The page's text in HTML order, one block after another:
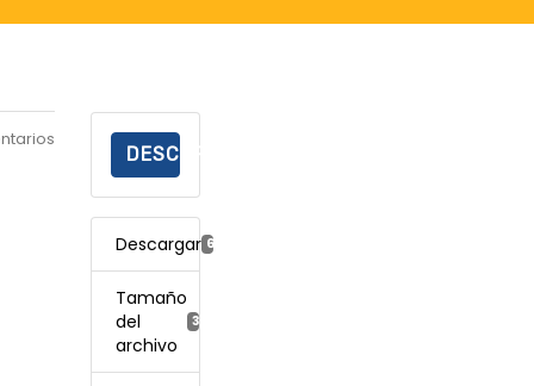
DESCARGAR
Descargar 687
Tamaño
del
archivo
300.11 KB